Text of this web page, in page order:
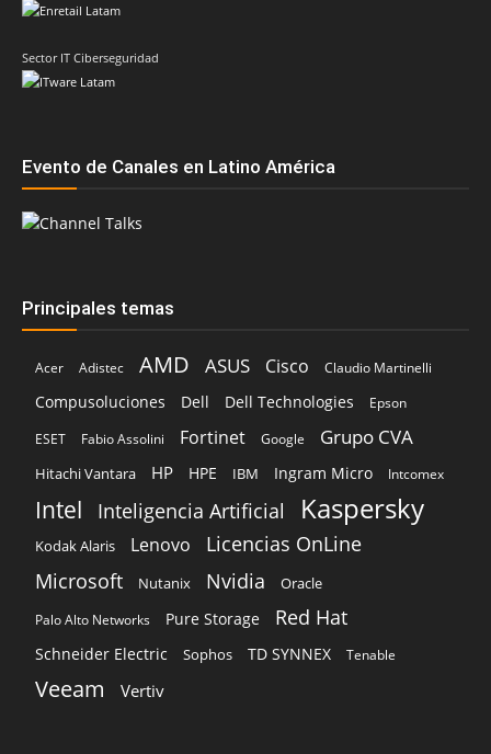
Sector IT Ciberseguridad
Evento de Canales en Latino América
Principales temas
Acer Adistec AMD ASUS Cisco Claudio Martinelli
Compusoluciones Dell Dell Technologies
Epson
ESET
Fabio Assolini Fortinet Google Grupo CVA
Hitachi Vantara HP HPE IBM Ingram Micro Intcomex
Intel Inteligencia Artificial Kaspersky
Kodak Alaris Lenovo Licencias OnLine
Microsoft Nutanix Nvidia Oracle
Palo Alto Networks Pure Storage Red Hat
Schneider Electric Sophos TD SYNNEX Tenable
Veeam Vertiv